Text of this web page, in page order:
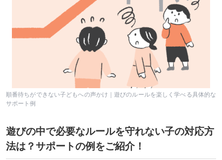
順番待ちができない子どもへの声かけ｜遊びのルールを楽しく学べる具体的な
サポート例
遊びの中で必要なルールを守れない子の対応方
法は？サポートの例をご紹介！